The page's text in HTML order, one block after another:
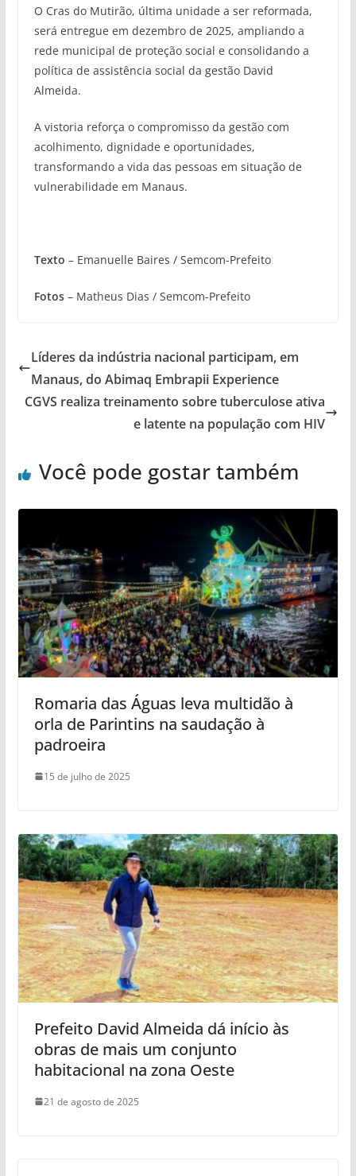
O Cras do Mutirão, última unidade a ser reformada,
será entregue em dezembro de 2025, ampliando a
rede municipal de proteção social e consolidando a
política de assistência social da gestão David
Almeida.
A vistoria reforça o compromisso da gestão com
acolhimento, dignidade e oportunidades,
transformando a vida das pessoas em situação de
vulnerabilidade em Manaus.
Texto – Emanuelle Baires / Semcom-Prefeito
Fotos – Matheus Dias / Semcom-Prefeito
Líderes da indústria nacional participam, em
Manaus, do Abimaq Embrapii Experience
CGVS realiza treinamento sobre tuberculose ativa
e latente na população com HIV
Você pode gostar também
Romaria das Águas leva multidão à
orla de Parintins na saudação à
padroeira
15 de julho de 2025
Prefeito David Almeida dá início às
obras de mais um conjunto
habitacional na zona Oeste
21 de agosto de 2025